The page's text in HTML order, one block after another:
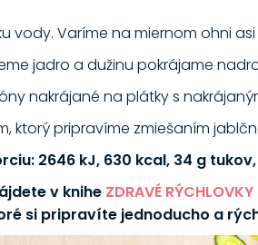
vody. Varíme na miernom ohni
jadro a dužinu pokrájame
nakrájané na plátky s
ktorý pripravíme zmiešaním
2646 kJ, 630 kcal, 34 g
v knihe ZDRAVÉ RÝCHLOVKY
si pripravíte jednoducho a